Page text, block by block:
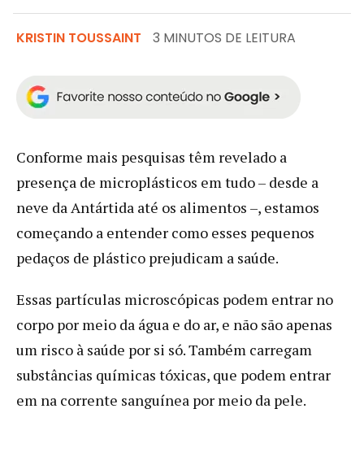
KRISTIN TOUSSAINT 3 MINUTOS DE LEITURA
Conforme mais pesquisas têm revelado a
presença de microplásticos em tudo – desde a
neve da Antártida até os alimentos –, estamos
começando a entender como esses pequenos
pedaços de plástico prejudicam a saúde.
Essas partículas microscópicas podem entrar no
corpo por meio da água e do ar, e não são apenas
um risco à saúde por si só. Também carregam
substâncias químicas tóxicas, que podem entrar
em na corrente sanguínea por meio da pele.